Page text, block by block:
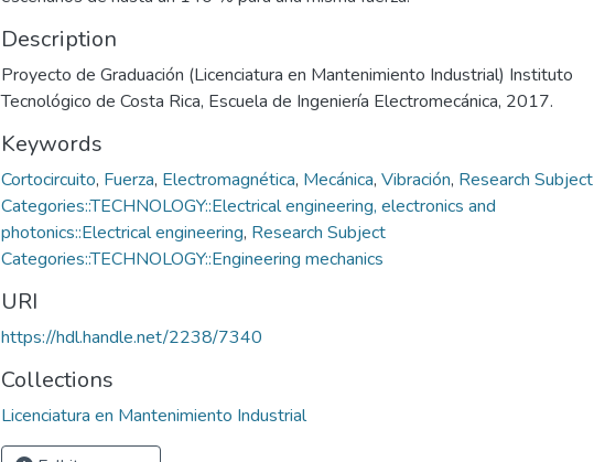
Description
Proyecto de Graduación (Licenciatura en Mantenimiento Industrial) Instituto
Tecnológico de Costa Rica, Escuela de Ingeniería Electromecánica, 2017.
Keywords
Cortocircuito, Fuerza, Electromagnética, Mecánica, Vibración, Research Subject
Categories::TECHNOLOGY::Electrical engineering, electronics and
photonics::Electrical engineering, Research Subject
Categories::TECHNOLOGY::Engineering mechanics
URI
https://hdl.handle.net/2238/7340
Collections
Licenciatura en Mantenimiento Industrial